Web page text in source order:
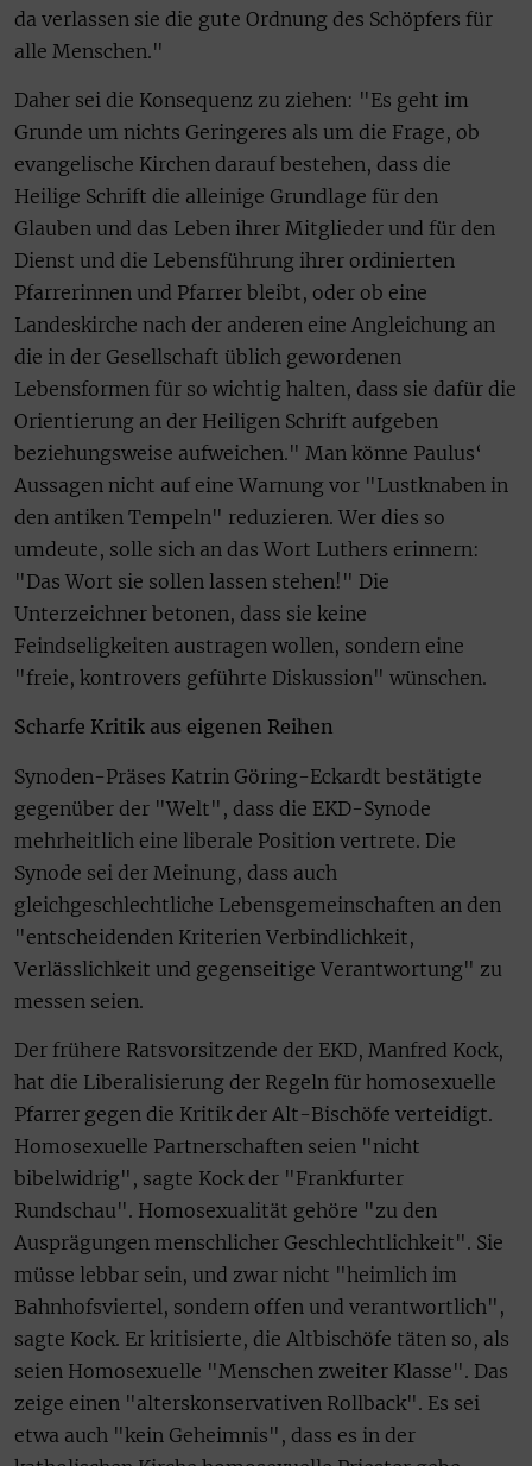
da verlassen sie die gute Ordnung des Schöpfers für
alle Menschen."
Daher sei die Konsequenz zu ziehen: "Es geht im
Grunde um nichts Geringeres als um die Frage, ob
evangelische Kirchen darauf bestehen, dass die
Heilige Schrift die alleinige Grundlage für den
Glauben und das Leben ihrer Mitglieder und für den
Dienst und die Lebensführung ihrer ordinierten
Pfarrerinnen und Pfarrer bleibt, oder ob eine
Landeskirche nach der anderen eine Angleichung an
die in der Gesellschaft üblich gewordenen
Lebensformen für so wichtig halten, dass sie dafür die
Orientierung an der Heiligen Schrift aufgeben
beziehungsweise aufweichen." Man könne Paulus‘
Aussagen nicht auf eine Warnung vor "Lustknaben in
den antiken Tempeln" reduzieren. Wer dies so
umdeute, solle sich an das Wort Luthers erinnern:
"Das Wort sie sollen lassen stehen!" Die
Unterzeichner betonen, dass sie keine
Feindseligkeiten austragen wollen, sondern eine
"freie, kontrovers geführte Diskussion" wünschen.
Scharfe Kritik aus eigenen Reihen
Synoden-Präses Katrin Göring-Eckardt bestätigte
gegenüber der "Welt", dass die EKD-Synode
mehrheitlich eine liberale Position vertrete. Die
Synode sei der Meinung, dass auch
gleichgeschlechtliche Lebensgemeinschaften an den
"entscheidenden Kriterien Verbindlichkeit,
Verlässlichkeit und gegenseitige Verantwortung" zu
messen seien.
Der frühere Ratsvorsitzende der EKD, Manfred Kock,
hat die Liberalisierung der Regeln für homosexuelle
Pfarrer gegen die Kritik der Alt-Bischöfe verteidigt.
Homosexuelle Partnerschaften seien "nicht
bibelwidrig", sagte Kock der "Frankfurter
Rundschau". Homosexualität gehöre "zu den
Ausprägungen menschlicher Geschlechtlichkeit". Sie
müsse lebbar sein, und zwar nicht "heimlich im
Bahnhofsviertel, sondern offen und verantwortlich",
sagte Kock. Er kritisierte, die Altbischöfe täten so, als
seien Homosexuelle "Menschen zweiter Klasse". Das
zeige einen "alterskonservativen Rollback". Es sei
etwa auch "kein Geheimnis", dass es in der